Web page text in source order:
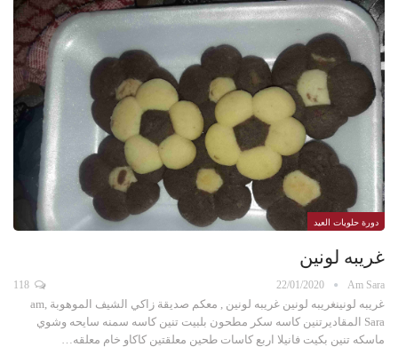
دورة حلويات العيد
غريبه لونين
Am Sara
22/01/2020
غريبه لونينغريبه لونين غريبه لونين , معكم صديقة زاكي الشيف الموهوبة ,am
Sara المقاديرتنين كاسه سكر مطحون بلبيت تنين كاسه سمنه سايحه وشوي
ماسكه تنين بكيت فانيلا اربع كاسات طحين معلقتين كاكاو خام معلقه…